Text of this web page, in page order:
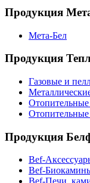
Продукция
Мета-Бел
Продукция
Газовые и
Продукция
Bef-
Bef-